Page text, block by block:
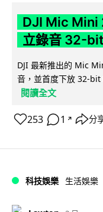
DJI Mic Mini
立錄音 32-
DJI 最新推出的 Mic
音，並首度下放 32-bit
閱讀全文
253 1 ↗ 分
科技娛樂 生活娛樂